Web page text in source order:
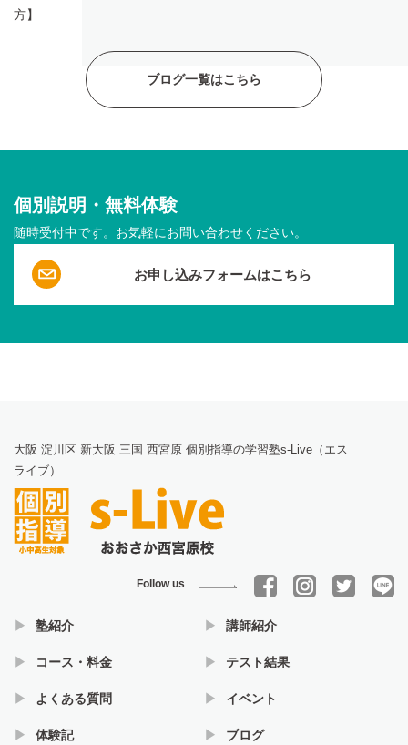
方】
ブログ一覧はこちら
個別説明・無料体験
随時受付中です。お気軽にお問い合わせください。
お申し込みフォームはこちら
大阪 淀川区 新大阪 三国 西宮原 個別指導の学習塾s-Live（エス
ライブ）
Follow us
塾紹介 講師紹介
コース・料金 テスト結果
よくある質問 イベント
体験記 ブログ